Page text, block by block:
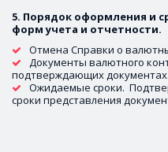
5. Порядок оформления и
форм учета и отчетности.
Отмена Справки о
Документы валютного
подтверждающих
Ожидаемые сроки.
сроки представления